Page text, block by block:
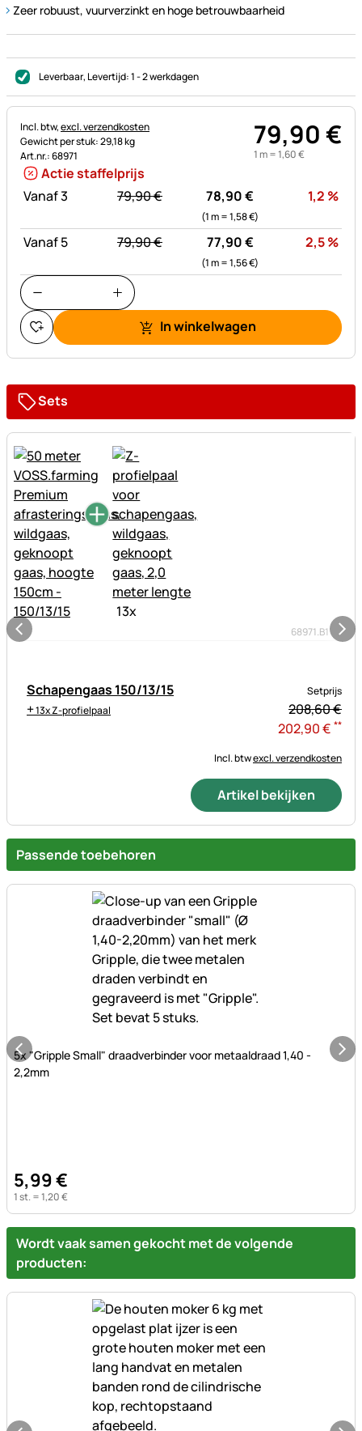
Zeer robuust, vuurverzinkt en hoge betrouwbaarheid
Leverbaar, Levertijd:1 - 2 werkdagen
Belastinginformatie:
Incl. btw,excl. verzendkosten
Gewicht per stuk: 29,18 kg
Art.nr.: 68971
79,90€
1 m =1,60€
Actie staffelprijs
Vanaf 3
statt:
79,90€ 78,90€
(1 m =1,58€)
1,2 %
Vanaf 5 statt:
79,90€ 77,90€
(1 m =1,56€)
2,5%
In winkelwagen
Sets
13x
68971.B1
Schapengaas 150/13/15
+13x Z-profielpaal
Setprijs
208,60€
202,90€ **
Incl. btwexcl. verzendkosten
Artikel bekijken
Passende toebehoren
Nog geen beoordelingen geplaatst
5x "Gripple Small" draadverbinder voor metaaldraad 1,40 -
2,2mm
5,99€
1 st. =1,20€
Wordt vaak samen gekocht met de volgende
producten: